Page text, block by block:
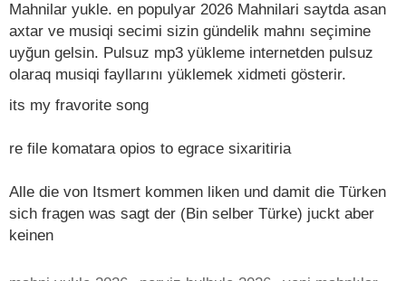
Mahnilar yukle. en populyar 2026 Mahnilari saytda asan
axtar ve musiqi secimi sizin gündelik mahnı seçimine
uyğun gelsin. Pulsuz mp3 yükleme internetden pulsuz
olaraq musiqi fayllarını yüklemek xidmeti gösterir.
its my fravorite song
re file komatara opios to egrace sixaritiria
Alle die von Itsmert kommen liken und damit die Türken
sich fragen was sagt der (Bin selber Türke) juckt aber
keinen